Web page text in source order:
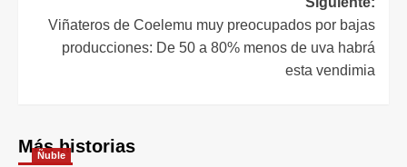
Viñateros de Coelemu muy preocupados por bajas
producciones: De 50 a 80% menos de uva habrá
esta vendimia
Más historias
Ñuble